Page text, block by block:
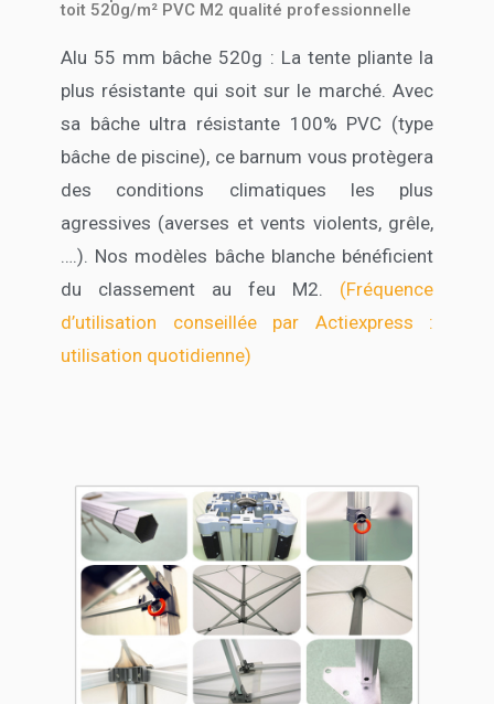
toit 520g/m² PVC M2 qualité professionnelle
Alu 55 mm bâche 520g : La tente pliante la
plus résistante qui soit sur le marché. Avec
sa bâche ultra résistante 100% PVC (type
bâche de piscine), ce barnum vous protègera
des conditions climatiques les plus
agressives (averses et vents violents, grêle,
….). Nos modèles bâche blanche bénéficient
du classement au feu M2. (Fréquence
d’utilisation conseillée par Actiexpress :
utilisation quotidienne)